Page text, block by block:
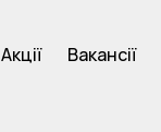
Акції Вакансії